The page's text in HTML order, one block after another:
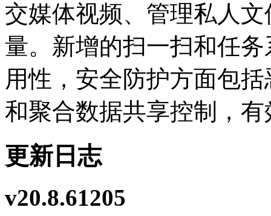
交媒体视频、管理私人
量。新增的扫一扫和任
用性，安全防护方面包
和聚合数据共享控制，
更新日志
v20.8.61205